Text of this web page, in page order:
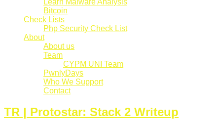
Bitcoin
Check Lists
Php Security Check List
About
About us
Team
CYPM UNI Team
PwnlyDays
Who We Support
Contact
TR | Protostar: Stack 2 Writeup